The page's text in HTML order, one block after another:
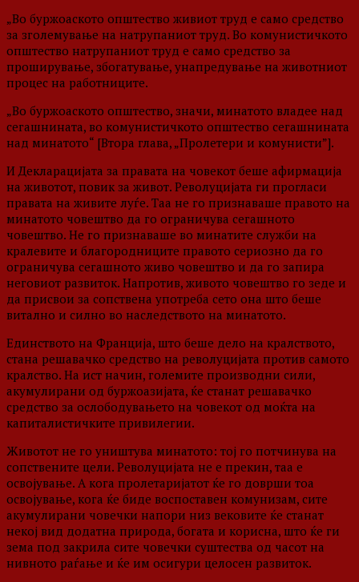
„Во буржоаското општество живиот труд е само средство
за зголемување на натрупаниот труд. Во комунистичкото
општество натрупаниот труд е само средство за
проширување, збогатување, унапредување на животниот
процес на работниците.
„Во буржоаското општество, значи, минатото владее над
сегашнината, во комунистичкото општество сегашнината
над минатото“ [Втора глава, „Пролетери и комунисти”].
И Декларацијата за правата на човекот беше афирмација
на животот, повик за живот. Револуцијата ги прогласи
правата на живите луѓе. Таа не го признаваше правото на
минатото човештво да го ограничува сегашното
човештво. Не го признаваше во минатите служби на
кралевите и благородниците правото сериозно да го
ограничува сегашното живо човештво и да го запира
неговиот развиток. Напротив, живото човештво го зеде и
да присвои за сопствена употреба сето она што беше
витално и силно во наследството на минатото.
Единството на Франција, што беше дело на кралството,
стана решавачко средство на револуцијата против самото
кралство. На ист начин, големите производни сили,
акумулирани од буржоазијата, ќе станат решавачко
средство за ослободувањето на човекот од моќта на
капиталистичките привилегии.
Животот не го уништува минатото: тој го потчинува на
сопствените цели. Револуцијата не е прекин, таа е
освојување. А кога пролетаријатот ќе го доврши тоа
освојување, кога ќе биде воспоставен комунизам, сите
акумулирани човечки напори низ вековите ќе станат
некој вид додатна природа, богата и корисна, што ќе ги
зема под закрила сите човечки суштества од часот на
нивното раѓање и ќе им осигури целосен развиток.